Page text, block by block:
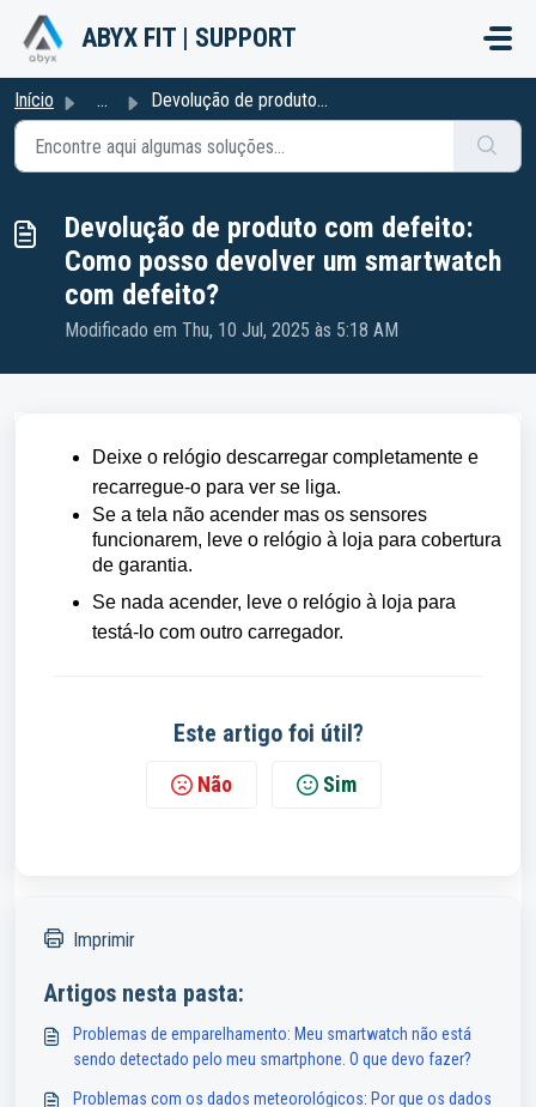
Avançar para o conteúdo principal
ABYX FIT | SUPPORT
Início ... Devolução de produto com defeito: Como posso devolver um ...
Devolução de produto com defeito:
Como posso devolver um smartwatch
com defeito?
Modificado em Thu, 10 Jul, 2025 às 5:18 AM
Deixe o relógio descarregar completamente e
recarregue-o para ver se liga.
Se a tela não acender mas os sensores
funcionarem, leve o relógio à loja para cobertura
de garantia.
Se nada acender, leve o relógio à loja para
testá-lo com outro carregador.
Este artigo foi útil?
Não Sim
Imprimir
Artigos nesta pasta:
Problemas de emparelhamento: Meu smartwatch não está
sendo detectado pelo meu smartphone. O que devo fazer?
Problemas com os dados meteorológicos: Por que os dados